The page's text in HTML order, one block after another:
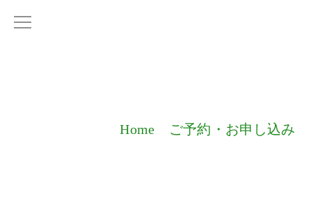
Home ご予約・お申し込み